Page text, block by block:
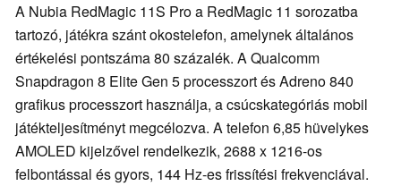
A Nubia RedMagic 11S Pro a RedMagic 11 sorozatba
tartozó, játékra szánt okostelefon, amelynek általános
értékelési pontszáma 80 százalék. A Qualcomm
Snapdragon 8 Elite Gen 5 processzort és Adreno 840
grafikus processzort használja, a csúcskategóriás mobil
játékteljesítményt megcélozva. A telefon 6,85 hüvelykes
AMOLED kijelzővel rendelkezik, 2688 x 1216-os
felbontással és gyors, 144 Hz-es frissítési frekvenciával.